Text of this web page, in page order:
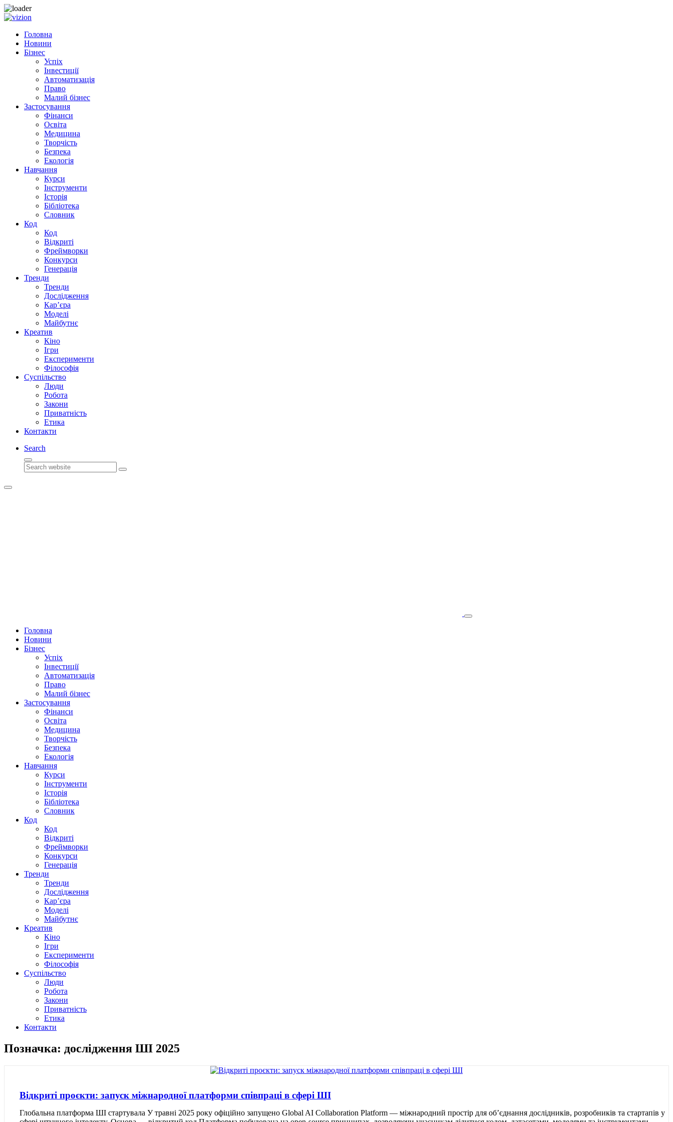
Skip to content
Головна
Новини
Бізнес
Успіх
Інвестиції
Автоматизація
Право
Малий бізнес
Застосування
Фінанси
Освіта
Медицина
Творчість
Безпека
Екологія
Навчання
Курси
Інструменти
Історія
Бібліотека
Словник
Код
Код
Відкриті
Фреймворки
Конкурси
Генерація
Тренди
Тренди
Дослідження
Кар’єра
Моделі
Майбутнє
Креатив
Кіно
Ігри
Експерименти
Філософія
Суспільство
Люди
Робота
Закони
Приватність
Етика
Контакти
Search
Search
Головна
Новини
Бізнес
Успіх
Інвестиції
Автоматизація
Право
Малий бізнес
Застосування
Фінанси
Освіта
Медицина
Творчість
Безпека
Екологія
Навчання
Курси
Інструменти
Історія
Бібліотека
Словник
Код
Код
Відкриті
Фреймворки
Конкурси
Генерація
Тренди
Тренди
Дослідження
Кар’єра
Моделі
Майбутнє
Креатив
Кіно
Ігри
Експерименти
Філософія
Суспільство
Люди
Робота
Закони
Приватність
Етика
Контакти
Позначка: дослідження ШІ 2025
Відкриті проєкти: запуск міжнародної платформи співпраці в сфері ШІ
Глобальна платформа ШІ стартувала У травні 2025 року офіційно запущено Global AI Collaboration Platform — міжнародний простір для об’єднання дослідників, розробників та стартапів у